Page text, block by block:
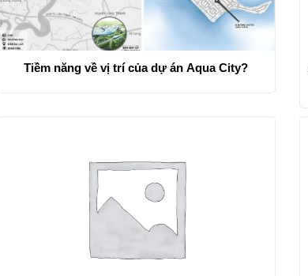
Tiềm năng về vị trí của dự án Aqua City?